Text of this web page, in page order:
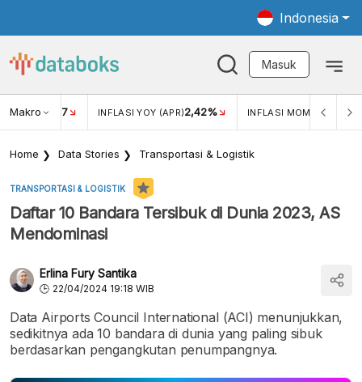
Indonesia
Masuk
Makro
USD/IDR 17 INFLASI YOY (APR)2,42% INFLASI MOM (MAR)
Home Data Stories Transportasi & Logistik
TRANSPORTASI & LOGISTIK
Daftar 10 Bandara Tersibuk di Dunia 2023, AS
Mendominasi
Erlina Fury Santika
22/04/2024 19:18 WIB
Data Airports Council International (ACI) menunjukkan,
sedikitnya ada 10 bandara di dunia yang paling sibuk
berdasarkan pengangkutan penumpangnya.